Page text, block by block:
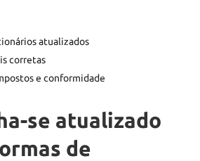
atualizados
corretas
e conformidade
se atualizado
de